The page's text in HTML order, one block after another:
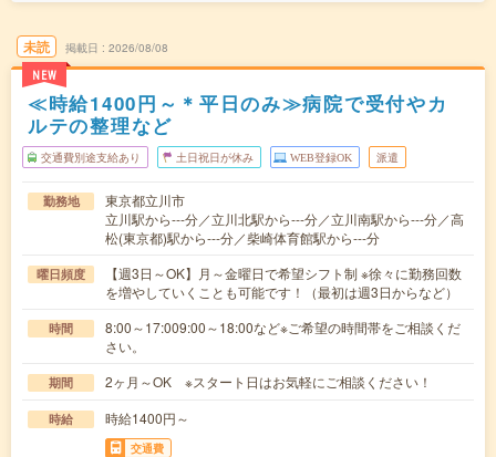
未読
NEW
掲載日 2026/08/08
≪時給1400円～＊平日のみ≫病院で受付やカ
ルテの整理など
交通費別途支給あり 土日祝日が休み WEB登録OK 派遣
勤務地
東京都立川市
立川駅から---分／立川北駅から---分／立川南駅から---分／高
松(東京都)駅から---分／柴崎体育館駅から---分
曜日頻度
【週3日～OK】月～金曜日で希望シフト制 ※徐々に勤務回数
を増やしていくことも可能です！（最初は週3日からなど）
時間
8:00～17:009:00～18:00など※ご希望の時間帯をご相談くだ
さい。
期間 2ヶ月～OK ※スタート日はお気軽にご相談ください！
時給 時給1400円～
交通費